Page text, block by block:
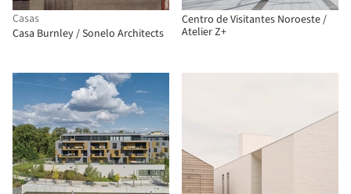
Casas
Casa Burnley / Sonelo Architects
Centro de Visitantes Noroeste /
Atelier Z+